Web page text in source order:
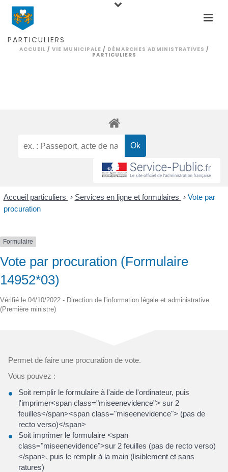
PARTICULIERS
ACCUEIL / VIE MUNICIPALE / DÉMARCHES ADMINISTRATIVES /
PARTICULIERS
Accueil particuliers > Services en ligne et formulaires > Vote par
procuration
Formulaire
Vote par procuration (Formulaire
14952*03)
Vérifié le 04/10/2022 - Direction de l'information légale et administrative
(Première ministre)
Permet de faire une procuration de vote.
Vous pouvez :
Soit remplir le formulaire à l'aide de l'ordinateur, puis
l'imprimer<span class="miseenevidence"> sur 2
feuilles</span><span class="miseenevidence"> (pas de
recto verso)</span>
Soit imprimer le formulaire <span
class="miseenevidence">sur 2 feuilles (pas de recto verso)
</span>, puis le remplir à la main (lisiblement et sans
ratures)